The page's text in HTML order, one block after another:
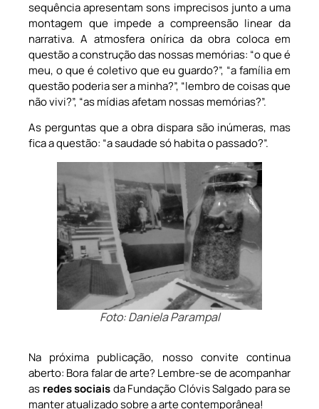
sequência apresentam sons imprecisos junto a uma
montagem que impede a compreensão linear da
narrativa. A atmosfera onírica da obra coloca em
questão a construção das nossas memórias: “o que é
meu, o que é coletivo que eu guardo?”, “a família em
questão poderia ser a minha?”, “lembro de coisas que
não vivi?”, “as mídias afetam nossas memórias?”.
As perguntas que a obra dispara são inúmeras, mas
fica a questão: “a saudade só habita o passado?”.
Foto: Daniela Parampal
Na próxima publicação, nosso convite continua
aberto: Bora falar de arte? Lembre-se de acompanhar
as redes sociaisda Fundação Clóvis Salgado para se
manter atualizado sobre a arte contemporânea!